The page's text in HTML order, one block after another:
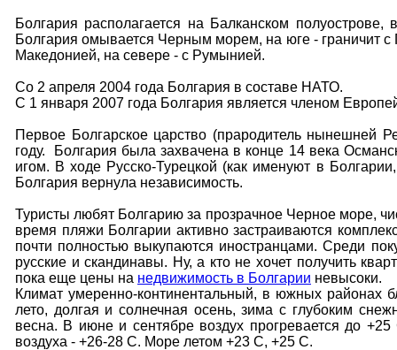
Болгария располагается на Балканском
Болгария омывается Черным морем, на юге - граничит с
Македонией, на севере - с Румынией.
Со 2 апреля 2004 года Болгария в составе НАТО.
С 1 января 2007 года Болгария является членом
Первое Болгарское царство (прародитель нынешней
году. Болгария была захвачена в конце 14 века
игом. В ходе Русско-Турецкой (как именуют в
Болгария вернула независимость.
Туристы любят Болгарию за прозрачное Черное море,
время пляжи Болгарии активно застраиваются
почти полностью выкупаются иностранцами. Среди
русские и скандинавы. Ну, а кто не хочет получить
пока еще цены на недвижимость в Болгарии невысоки.
Климат умеренно-континентальный, в южных районах
лето, долгая и солнечная осень, зима с глубоким
весна. В июне и сентябре воздух прогревается до
воздуха - +26-28 C. Море летом +23 C, +25 C.